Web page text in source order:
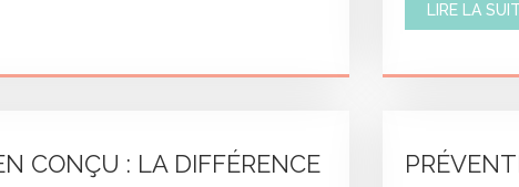
LIRE LA
CONÇU : LA DIFFÉRENCE